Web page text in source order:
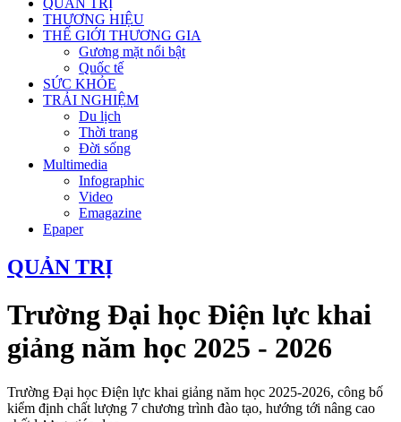
QUẢN TRỊ
THƯƠNG HIỆU
THẾ GIỚI THƯƠNG GIA
Gương mặt nổi bật
Quốc tế
SỨC KHỎE
TRẢI NGHIỆM
Du lịch
Thời trang
Đời sống
Multimedia
Infographic
Video
Emagazine
Epaper
QUẢN TRỊ
Trường Đại học Điện lực khai
giảng năm học 2025 - 2026
Trường Đại học Điện lực khai giảng năm học 2025-2026, công bố
kiểm định chất lượng 7 chương trình đào tạo, hướng tới nâng cao